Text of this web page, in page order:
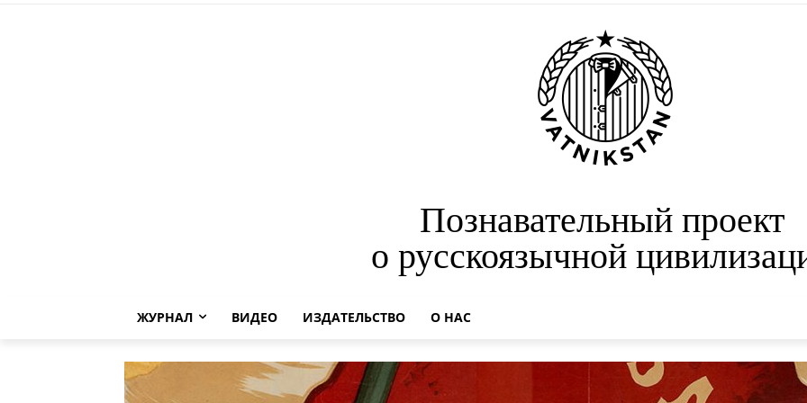
Познавательный проект
о русскоязычной
ЖУРНАЛ ВИДЕО ИЗДАТЕЛЬСТВО О НАС